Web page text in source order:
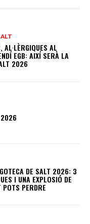
AL·LÈRGIQUES AL
EGB: AIXÍ SERÀ LA
2026
2026
DE SALT 2026: 3
I UNA EXPLOSIÓ DE
POTS PERDRE